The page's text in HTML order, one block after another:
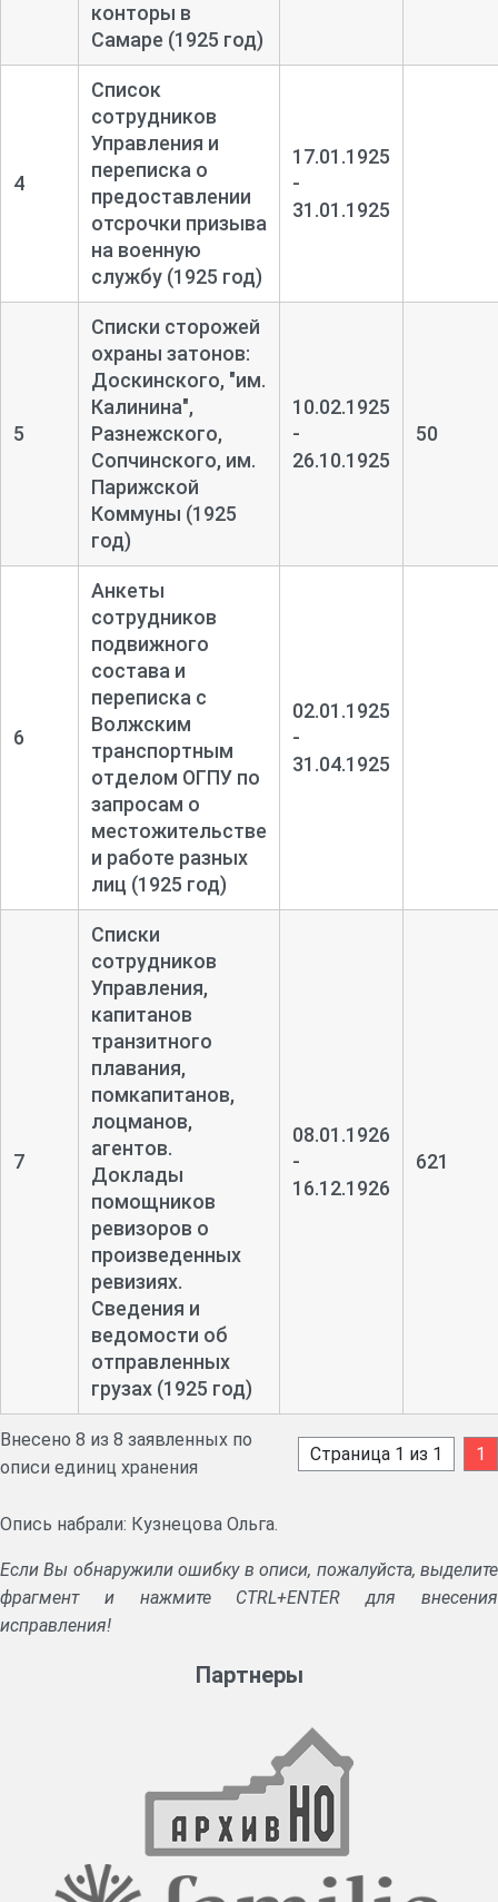
конторы в
Самаре (1925 год)
4
Список
сотрудников
Управления и
переписка о
предоставлении
отсрочки призыва
на военную
службу (1925 год)
17.01.1925
-
31.01.1925
5
Списки сторожей
охраны затонов:
Доскинского, "им.
Калинина",
Разнежского,
Сопчинского, им.
Парижской
Коммуны (1925
год)
10.02.1925
-
26.10.1925
50
6
Анкеты
сотрудников
подвижного
состава и
переписка с
Волжским
транспортным
отделом ОГПУ по
запросам о
местожительстве
и работе разных
лиц (1925 год)
02.01.1925
-
31.04.1925
7
Списки
сотрудников
Управления,
капитанов
транзитного
плавания,
помкапитанов,
лоцманов,
агентов.
Доклады
помощников
ревизоров о
произведенных
ревизиях.
Сведения и
ведомости об
отправленных
грузах (1925 год)
08.01.1926
-
16.12.1926
621
Внесено 8 из 8 заявленных по
описи единиц хранения
Страница 1 из 1 1
Опись набрали: Кузнецова Ольга.
Если Вы обнаружили ошибку в описи, пожалуйста, выделите
фрагмент и нажмите CTRL+ENTER для внесения
исправления!
Партнеры